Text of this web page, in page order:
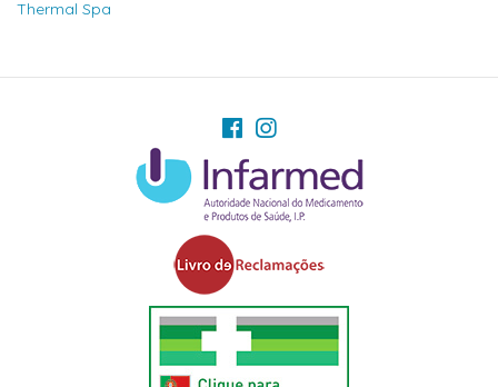
Thermal Spa